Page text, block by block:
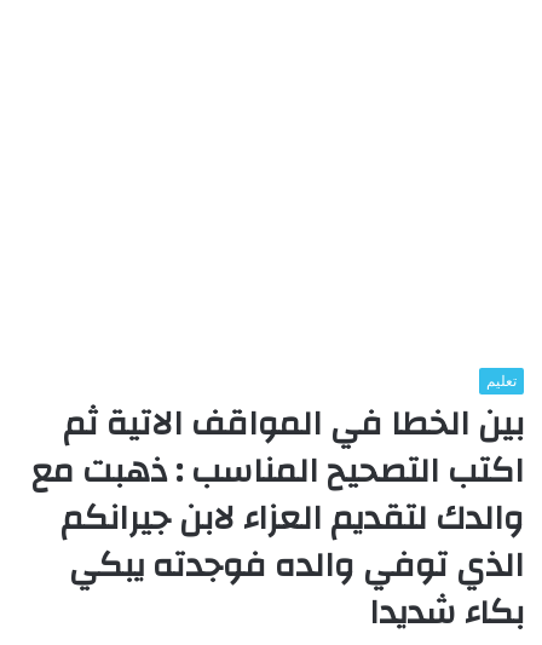
تعليم
بين الخطا في المواقف الاتية ثم
اكتب التصحيح المناسب : ذهبت مع
والدك لتقديم العزاء لابن جيرانكم
الذي توفي والده فوجدته يبكي
بكاء شديدا